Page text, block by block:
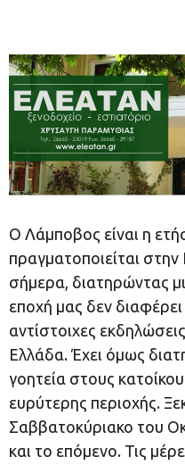
Ο Λάμποβος είναι η
πραγματοποιείται
σήμερα, διατηρώντας
εποχή μας δεν διαφέρει
αντίστοιχες
Ελλάδα. Έχει όμως
γοητεία στους
ευρύτερης περιοχής.
Σαββατοκύριακο του
και το επόμενο. Τις